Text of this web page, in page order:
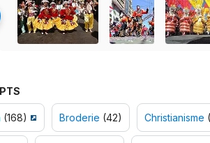
(168) Broderie (42) Christianisme